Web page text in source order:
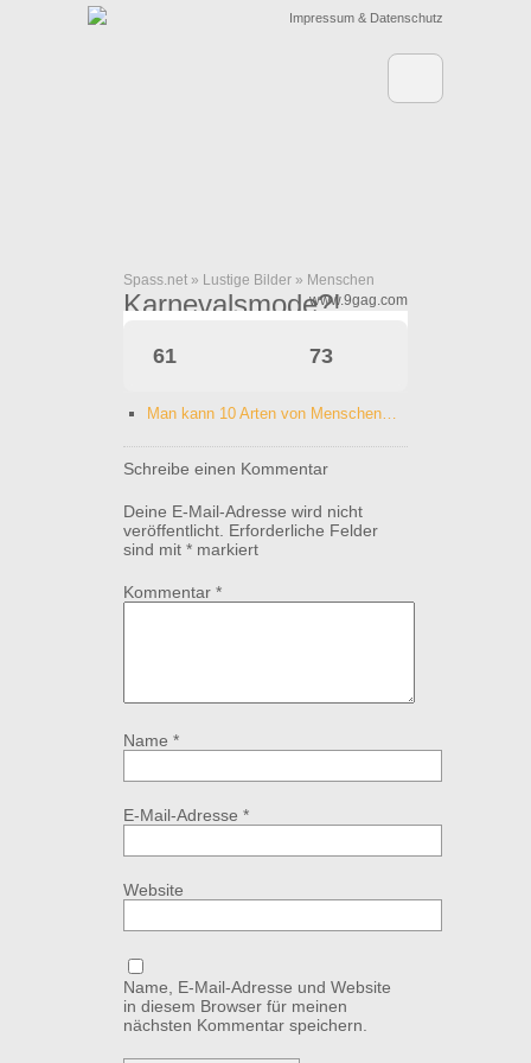
Impressum & Datenschutz
Spass.net » Lustige Bilder » Menschen
Karnevalsmode?!www.9gag.com
61 73
Man kann 10 Arten von Menschen…
Schreibe einen Kommentar
Deine E-Mail-Adresse wird nicht
veröffentlicht. Erforderliche Felder
sind mit * markiert
Kommentar *
Name *
E-Mail-Adresse *
Website
Name, E-Mail-Adresse und Website
in diesem Browser für meinen
nächsten Kommentar speichern.